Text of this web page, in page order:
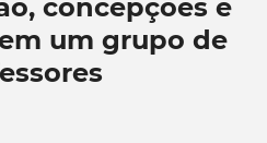
concepções e
um grupo de